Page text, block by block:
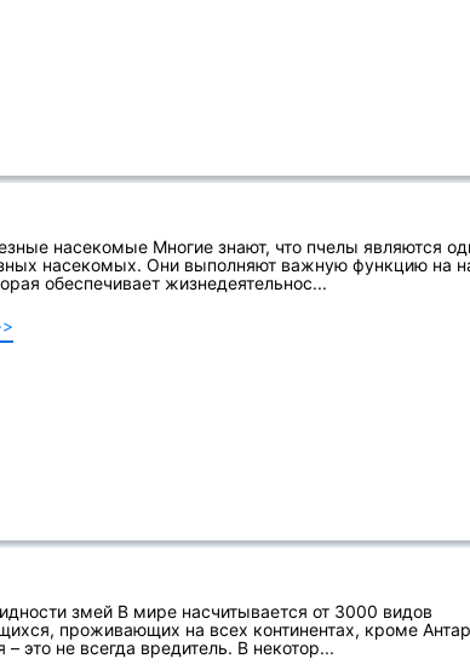
насекомые Многие знают, что пчелы являются
насекомых. Они выполняют важную функцию на
обеспечивает жизнедеятельнос...
змей В мире насчитывается от 3000 видов
проживающих на всех континентах, кроме
это не всегда вредитель. В некотор...